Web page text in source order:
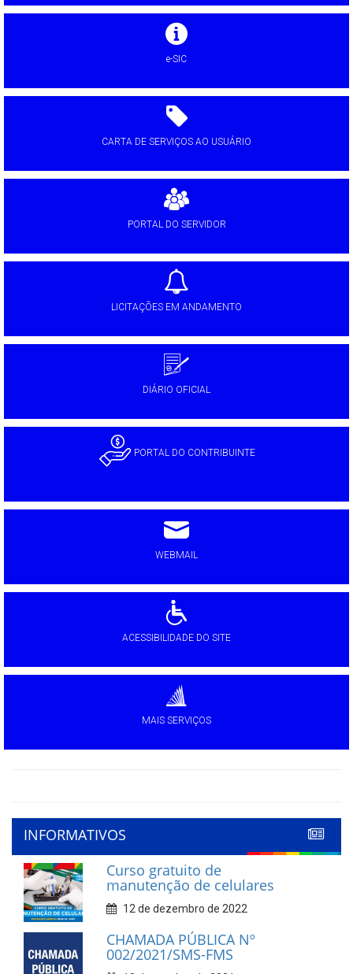
e-SIC
CARTA DE SERVIÇOS AO USUÁRIO
PORTAL DO SERVIDOR
LICITAÇÕES EM ANDAMENTO
DIÁRIO OFICIAL
PORTAL DO CONTRIBUINTE
WEBMAIL
ACESSIBILIDADE DO SITE
MAIS SERVIÇOS
INFORMATIVOS
Curso gratuito de
manutenção de celulares
12 de dezembro de 2022
CHAMADA PÚBLICA Nº
002/2021/SMS-FMS